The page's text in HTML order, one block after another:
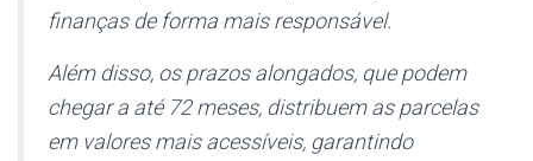
finanças de forma mais responsável.
Além disso, os prazos alongados, que podem
chegar a até 72 meses, distribuem as parcelas
em valores mais acessíveis, garantindo